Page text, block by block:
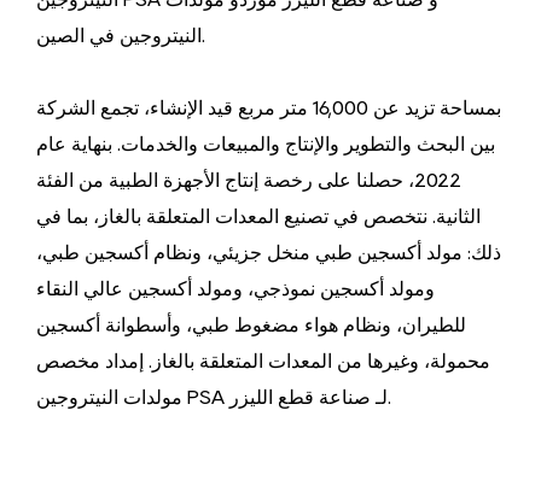
النيتروجين في الصين .
بمساحة تزيد عن 16,000 متر مربع قيد الإنشاء، تجمع الشركة
بين البحث والتطوير والإنتاج والمبيعات والخدمات. بنهاية عام
2022، حصلنا على رخصة إنتاج الأجهزة الطبية من الفئة
الثانية. نتخصص في تصنيع المعدات المتعلقة بالغاز، بما في
ذلك: مولد أكسجين طبي منخل جزيئي، ونظام أكسجين طبي،
ومولد أكسجين نموذجي، ومولد أكسجين عالي النقاء
للطيران، ونظام هواء مضغوط طبي، وأسطوانة أكسجين
محمولة، وغيرها من المعدات المتعلقة بالغاز. إمداد مخصص
مولدات النيتروجين PSA لـ صناعة قطع الليزر.